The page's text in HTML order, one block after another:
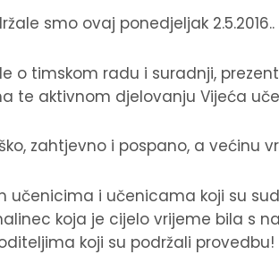
smo ovaj ponedjeljak 2.5.2016..
o timskom radu i suradnji,
te aktivnom djelovanju Vijeća
zahtjevno i pospano, a većinu
učenicima i učenicama koji su
koja je cijelo vrijeme bila s
koji su podržali provedbu!